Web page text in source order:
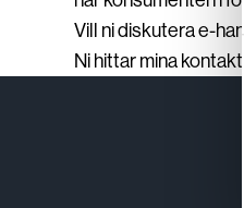
Vill ni diskutera e-
Ni hittar mina